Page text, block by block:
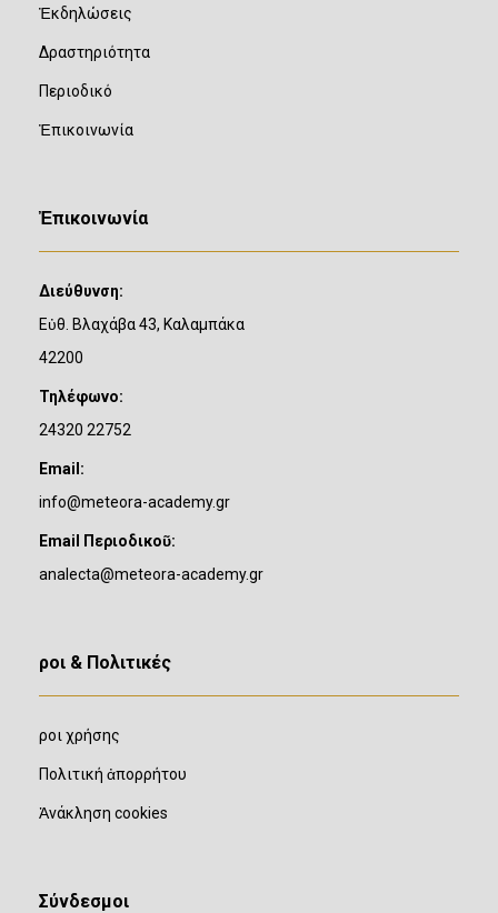
Ἐκδηλώσεις
Δραστηριότητα
Περιοδικό
Ἐπικοινωνία
Ἐπικοινωνία
Διεύθυνση:
Εὐθ. Βλαχάβα 43, Καλαμπάκα
42200
Τηλέφωνο:
24320 22752
Email:
info@meteora-academy.gr
Email Περιοδικοῦ:
analecta@meteora-academy.gr
Ὅροι & Πολιτικές
Ὅροι χρήσης
Πολιτική ἀπορρήτου
Ἀνάκληση cookies
Σύνδεσμοι